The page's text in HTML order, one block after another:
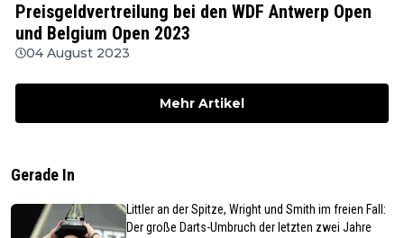
Preisgeldvertreilung bei den WDF Antwerp Open
und Belgium Open 2023
04 August 2023
Mehr Artikel
Gerade In
Littler an der Spitze, Wright und Smith im freien Fall:
Der große Darts-Umbruch der letzten zwei Jahre